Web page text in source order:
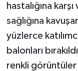
hastalığına
sağlığına
yüzlerce
balonları
renkli
TEKNOLOJİ
Turizm